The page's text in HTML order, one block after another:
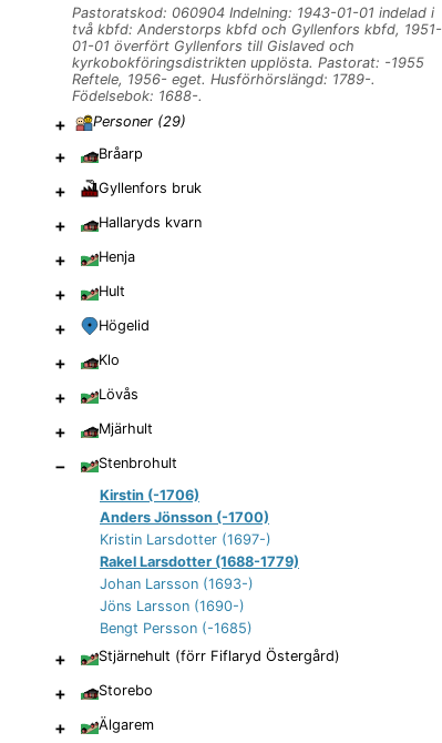
Pastoratskod: 060904 Indelning: 1943-01-01 indelad i
två kbfd: Anderstorps kbfd och Gyllenfors kbfd, 1951-
01-01 överfört Gyllenfors till Gislaved och
kyrkobokföringsdistrikten upplösta. Pastorat: -1955
Reftele, 1956- eget. Husförhörslängd: 1789-.
Födelsebok: 1688-.
+ Personer (29)
+ Bråarp
+ Gyllenfors bruk
+ Hallaryds kvarn
+ Henja
+ Hult
+ Högelid
+ Klo
+ Lövås
+ Mjärhult
−
Stenbrohult
Kirstin (-1706)
Anders Jönsson (-1700)
Kristin Larsdotter (1697-)
Rakel Larsdotter (1688-1779)
Johan Larsson (1693-)
Jöns Larsson (1690-)
Bengt Persson (-1685)
+ Stjärnehult (förr Fiflaryd Östergård)
+ Storebo
+ Älgarem